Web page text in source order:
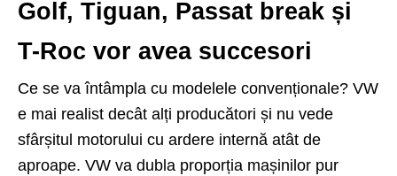
Golf, Tiguan, Passat break și
T-Roc vor avea succesori
Ce se va întâmpla cu modelele convenționale? VW
e mai realist decât alți producători și nu vede
sfârșitul motorului cu ardere internă atât de
aproape. VW va dubla proporția mașinilor pur